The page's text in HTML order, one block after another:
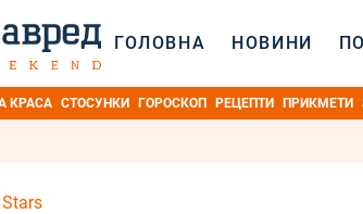
ГОЛОВНА НОВИНИ
КРАСА СТОСУНКИ ГОРОСКОП РЕЦЕПТИ ПРИКМЕТИ
Stars